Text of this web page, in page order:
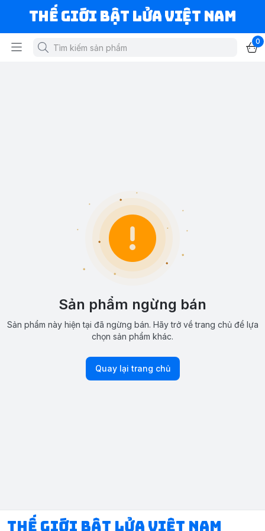
Thế Giới Bật Lửa Việt Nam
0
Sản phẩm ngừng bán
Sản phẩm này hiện tại đã ngừng bán. Hãy trở về trang chủ để lựa
chọn sản phẩm khác.
Quay lại trang chủ
Thế Giới Bật Lửa Việt Nam